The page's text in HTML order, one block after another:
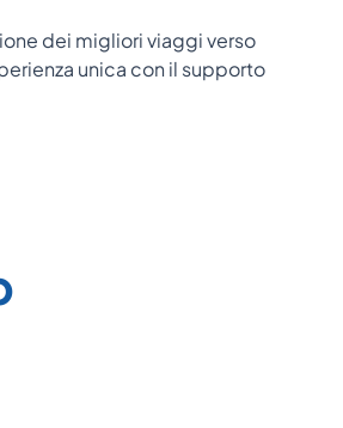
dei migliori viaggi verso
unica con il supporto